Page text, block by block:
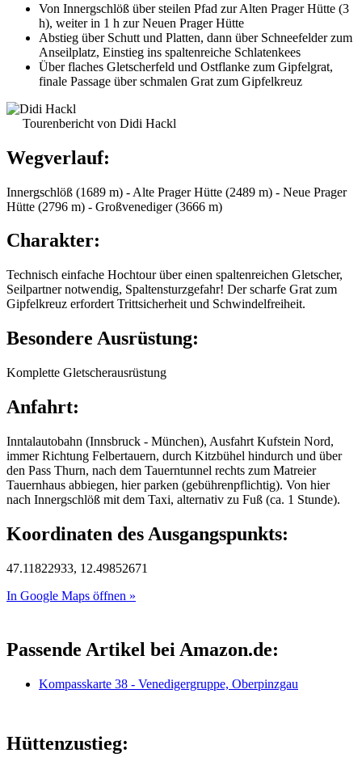
Von Innergschlöß über steilen Pfad zur Alten Prager Hütte (3
h), weiter in 1 h zur Neuen Prager Hütte
Abstieg über Schutt und Platten, dann über Schneefelder zum
Anseilplatz, Einstieg ins spaltenreiche Schlatenkees
Über flaches Gletscherfeld und Ostflanke zum Gipfelgrat,
finale Passage über schmalen Grat zum Gipfelkreuz
Tourenbericht von Didi Hackl
Wegverlauf:
Innergschlöß (1689 m) - Alte Prager Hütte (2489 m) - Neue Prager
Hütte (2796 m) - Großvenediger (3666 m)
Charakter:
Technisch einfache Hochtour über einen spaltenreichen Gletscher,
Seilpartner notwendig, Spaltensturzgefahr! Der scharfe Grat zum
Gipfelkreuz erfordert Trittsicherheit und Schwindelfreiheit.
Besondere Ausrüstung:
Komplette Gletscherausrüstung
Anfahrt:
Inntalautobahn (Innsbruck - München), Ausfahrt Kufstein Nord,
immer Richtung Felbertauern, durch Kitzbühel hindurch und über
den Pass Thurn, nach dem Tauerntunnel rechts zum Matreier
Tauernhaus abbiegen, hier parken (gebührenpflichtig). Von hier
nach Innergschlöß mit dem Taxi, alternativ zu Fuß (ca. 1 Stunde).
Koordinaten des Ausgangspunkts:
47.11822933, 12.49852671
In Google Maps öffnen »
Passende Artikel bei Amazon.de:
Kompasskarte 38 - Venedigergruppe, Oberpinzgau
Hüttenzustieg: